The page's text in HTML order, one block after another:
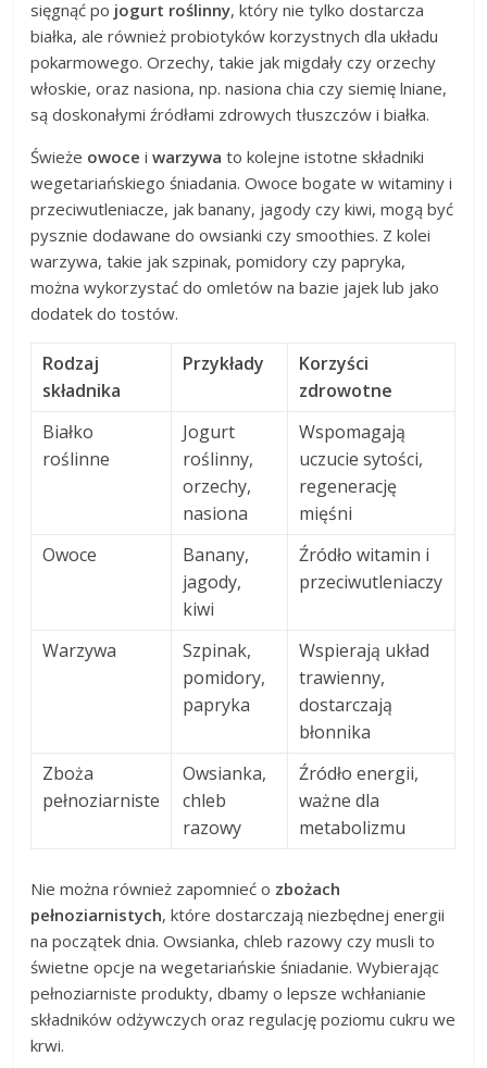
sięgnąć po jogurt roślinny, który nie tylko dostarcza
białka, ale również probiotyków korzystnych dla układu
pokarmowego. Orzechy, takie jak migdały czy orzechy
włoskie, oraz nasiona, np. nasiona chia czy siemię lniane,
są doskonałymi źródłami zdrowych tłuszczów i białka.
Świeże owoce iwarzywa to kolejne istotne składniki
wegetariańskiego śniadania. Owoce bogate w witaminy i
przeciwutleniacze, jak banany, jagody czy kiwi, mogą być
pysznie dodawane do owsianki czy smoothies. Z kolei
warzywa, takie jak szpinak, pomidory czy papryka,
można wykorzystać do omletów na bazie jajek lub jako
dodatek do tostów.
Rodzaj
składnika
Przykłady
Korzyści
zdrowotne
Białko
roślinne
Jogurt
roślinny,
orzechy,
nasiona
Wspomagają
uczucie sytości,
regenerację
mięśni
Owoce
Banany,
jagody,
kiwi
Źródło witamin i
przeciwutleniaczy
Warzywa
Szpinak,
pomidory,
papryka
Wspierają układ
trawienny,
dostarczają
błonnika
Zboża
pełnoziarniste
Owsianka,
chleb
razowy
Źródło energii,
ważne dla
metabolizmu
Nie można również zapomnieć o zbożach
pełnoziarnistych, które dostarczają niezbędnej energii
na początek dnia. Owsianka, chleb razowy czy musli to
świetne opcje na wegetariańskie śniadanie. Wybierając
pełnoziarniste produkty, dbamy o lepsze wchłanianie
składników odżywczych oraz regulację poziomu cukru we
krwi.